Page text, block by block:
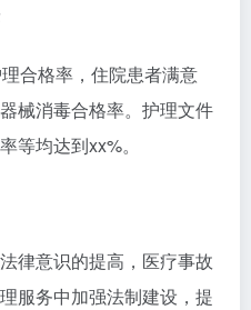
合格率，住院患者满意
械消毒合格率。护理文件
等均达到xx%。
律意识的提高，医疗事故
服务中加强法制建设，提